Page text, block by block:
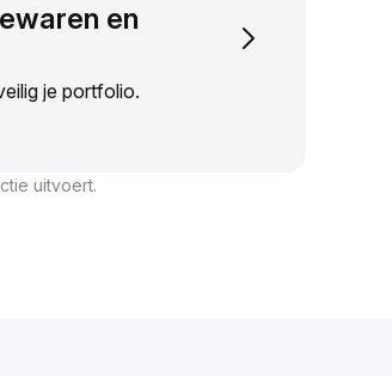
en
je portfolio.
uitvoert.